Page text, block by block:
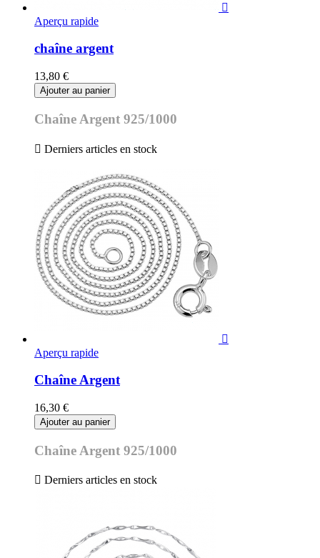

Aperçu rapide
chaîne argent
13,80 €
Ajouter au panier
Chaîne Argent 925/1000
 Derniers articles en stock

Aperçu rapide
Chaîne Argent
16,30 €
Ajouter au panier
Chaîne Argent 925/1000
 Derniers articles en stock